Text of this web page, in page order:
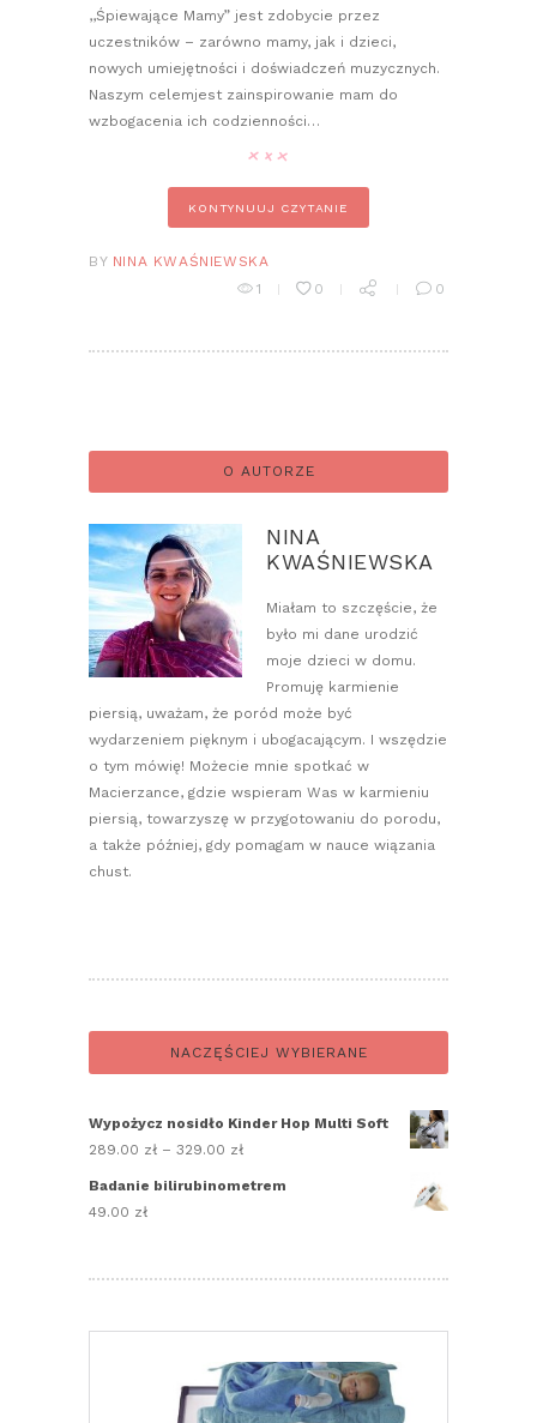
,,Śpiewające Mamy” jest zdobycie przez
uczestników – zarówno mamy, jak i dzieci,
nowych umiejętności i doświadczeń muzycznych.
Naszym celemjest zainspirowanie mam do
wzbogacenia ich codzienności…
KONTYNUUJ CZYTANIE
BY NINA KWAŚNIEWSKA
1
0 0
O AUTORZE
NINA
KWAŚNIEWSKA
Miałam to szczęście, że
było mi dane urodzić
moje dzieci w domu.
Promuję karmienie
piersią, uważam, że poród może być
wydarzeniem pięknym i ubogacającym. I wszędzie
o tym mówię! Możecie mnie spotkać w
Macierzance, gdzie wspieram Was w karmieniu
piersią, towarzyszę w przygotowaniu do porodu,
a także później, gdy pomagam w nauce wiązania
chust.
NACZĘŚCIEJ WYBIERANE
Wypożycz nosidło Kinder Hop Multi Soft
289.00 zł – 329.00 zł
329.00 zł
Badanie bilirubinometrem
49.00 zł